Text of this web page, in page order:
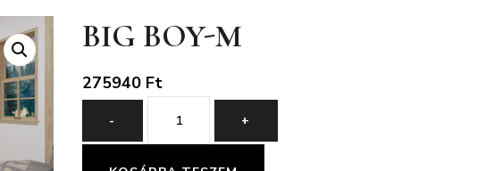
BIG BOY-M
275940 Ft
-
BOY-
+